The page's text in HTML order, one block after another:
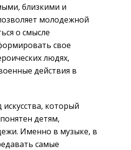
близкими и
молодежной
о смысле
свое
людях,
действия в
искусства, который
детям,
Именно в музыке, в
самые